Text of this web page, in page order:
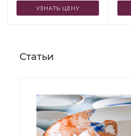
УЗНАТЬ ЦЕНУ
Статьи